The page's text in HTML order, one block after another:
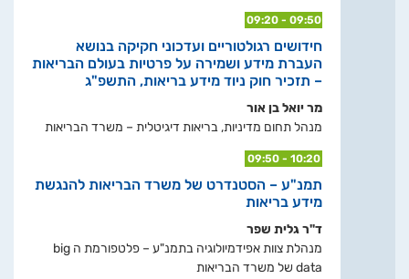
09:20 - 09:50
חידושים רגולטוריים ועדכוני חקיקה בנושא
העברת מידע ושמירה על פרטיות בעולם הבריאות
– תזכיר חוק ניוד מידע בריאות, התשפ"ג
מר יואל בן אור
מנהל תחום מדיניות, בריאות דיגיטלית – משרד הבריאות
09:50 - 10:20
תמנ"ע – הסטנדרט של משרד הבריאות להנגשת
מידע בריאות
ד"ר גלית שפר
מנהלת צוות אפידמיולוגיה בתמנ"ע – פלטפורמת ה big
data של משרד הבריאות